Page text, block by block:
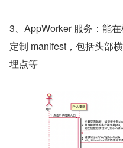
3、AppWorker 服务：能
定制 manifest，包括头部
埋点等